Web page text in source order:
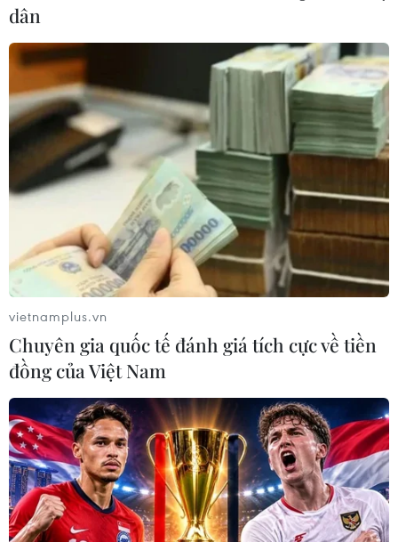
3 quốc gia Đông Nam Á có trên 5.000 ca
nhiễm SARS-CoV-2
16/04/2020 10:47
Tính đến ngày 16/4, tai khu vực Đông Nam Á có 3 quốc
gia có số người nhiễm virus SARS-COV-2 ở mức trên
5.000 ca, trong đó nhiều nhất là Philippines với 5.660
ca nhiễm.
dân
vietnamplus.vn
Chuyên gia quốc tế đánh giá tích cực về tiền
đồng của Việt Nam